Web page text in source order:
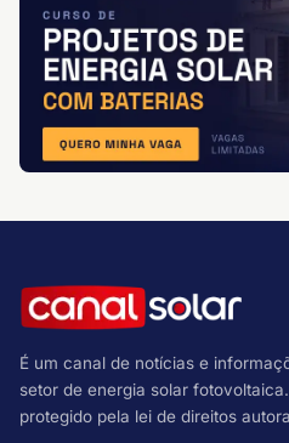
É um canal de notícias e
setor de energia solar
protegido pela lei de direitos